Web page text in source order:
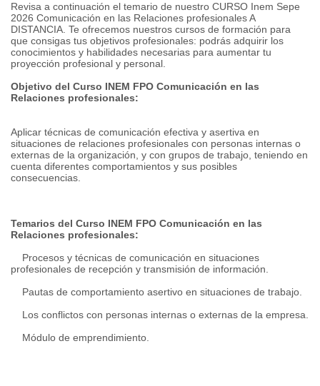
Revisa a continuación el temario de nuestro CURSO Inem Sepe
2026 Comunicación en las Relaciones profesionales A
DISTANCIA. Te ofrecemos nuestros cursos de formación para
que consigas tus objetivos profesionales: podrás adquirir los
conocimientos y habilidades necesarias para aumentar tu
proyección profesional y personal.
Objetivo del Curso INEM FPO Comunicación en las
Relaciones profesionales:
Aplicar técnicas de comunicación efectiva y asertiva en
situaciones de relaciones profesionales con personas internas o
externas de la organización, y con grupos de trabajo, teniendo en
cuenta diferentes comportamientos y sus posibles
consecuencias.
Temarios del Curso INEM FPO Comunicación en las
Relaciones profesionales:
Procesos y técnicas de comunicación en situaciones
profesionales de recepción y transmisión de información.
Pautas de comportamiento asertivo en situaciones de trabajo.
Los conflictos con personas internas o externas de la empresa.
Módulo de emprendimiento.